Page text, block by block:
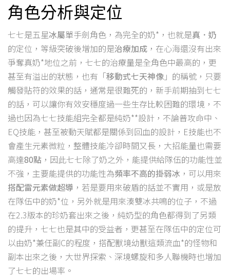
角色分析與定位
七七是五星冰屬單手劍角色，為完全的奶*，也就是真．奶
的定位，等級突破後增加的是治療加成 ，在心海還沒有出來
爭奪真奶*地位之前，七七的治療量是全角色中最高的，更
甚至有溢出的狀態，也有「移動式七天神像 」的稱號，只要
觸發貼符的效果的話，通常是很難死的，新手前期抽到七七
的話，可以讓你有效安穩度過一些生存比較困難的環境，不
過也因為七七技能組完全都是純奶**設計，不論普攻命中、
EQ技能，甚至被動天賦都是關係到回血的設計，E技能也不
會產生元素微粒，整體技能冷卻時間又長，大招能量也需要
高達80點 ，因此七七除了奶之外，能提供給隊伍的功能性並
不強，主要能提供的功能性為頻率不高的掛弱冰 ，可以用來
搭配雷元素做超導 ，若是要用來破盾的話並不實用，或是放
在隊伍中的奶*位，另外就是用來湊雙冰共鳴的位子，不過
在2.3版本的珍奶套出來之後，純奶型的角色都得到了另類
的提升，七七也是其中的受益者，更甚至在隊伍中的定位可
以由奶*兼任副C的程度，搭配獸境幼獸這類流血*的怪物和
副本出來之後，大世界探索、深境螺旋和多人聯機時也增加
了七七的出場率。